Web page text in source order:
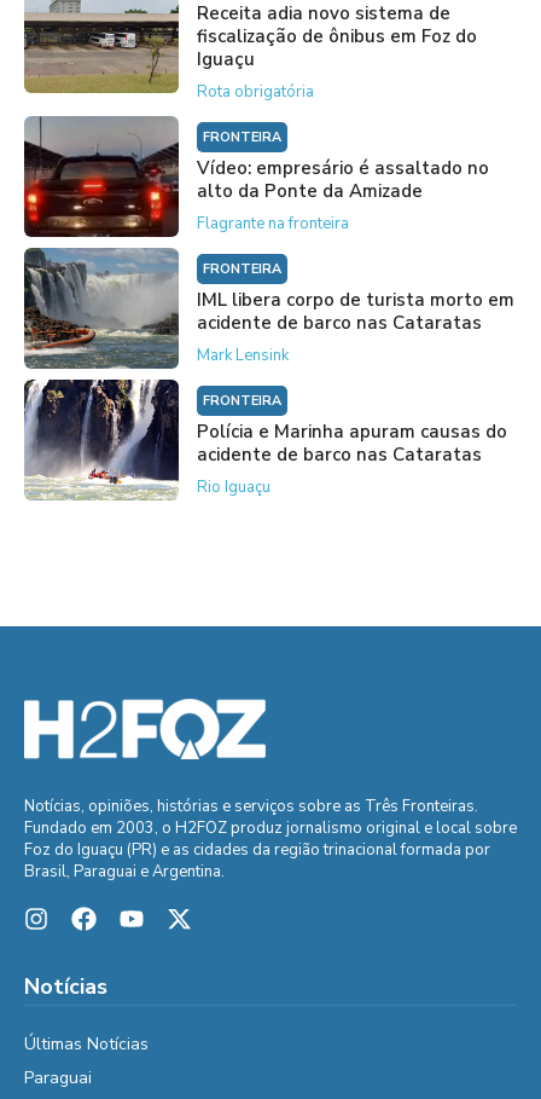
Receita adia novo sistema de
fiscalização de ônibus em Foz do
Iguaçu
Rota obrigatória
FRONTEIRA
Vídeo: empresário é assaltado no
alto da Ponte da Amizade
Flagrante na fronteira
FRONTEIRA
IML libera corpo de turista morto em
acidente de barco nas Cataratas
Mark Lensink
FRONTEIRA
Polícia e Marinha apuram causas do
acidente de barco nas Cataratas
Rio Iguaçu
Notícias, opiniões, histórias e serviços sobre as Três Fronteiras.
Fundado em 2003, o H2FOZ produz jornalismo original e local sobre
Foz do Iguaçu (PR) e as cidades da região trinacional formada por
Brasil, Paraguai e Argentina.
Notícias
Últimas Notícias
Paraguai